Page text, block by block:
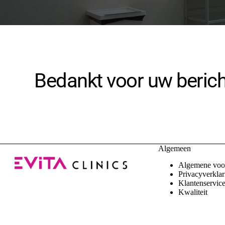
Bedankt voor uw
Algemeen
Algemene
Klantenservice
Kwaliteit